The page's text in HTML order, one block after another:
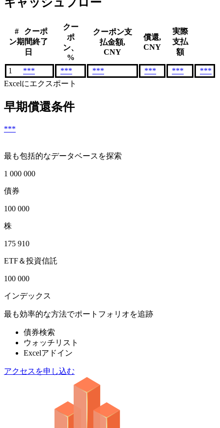
#
クーポ
ン期間終了
日
クー
ポ
ン、
%
クーポン支
払金額,
CNY
償還,
CNY
実際
支払
額
1 *** *** *** *** ***
***
Excelにエクスポート
早期償還条件
***
最も包括的なデータベースを探索
1 000 000
債券
100 000
株
175 910
ETF＆投資信託
100 000
インデックス
最も効率的な方法でポートフォリオを追跡
債券検索
ウォッチリスト
Excelアドイン
アクセスを申し込む